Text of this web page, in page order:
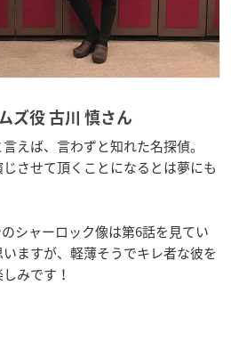
ズ役 古川 慎さん
えば、言わずと知れた名探偵。
させて頂くことになるとは夢にも
シャーロック像は第6話を見てい
ますが、軽薄そうでキレ者な彼を
みです！